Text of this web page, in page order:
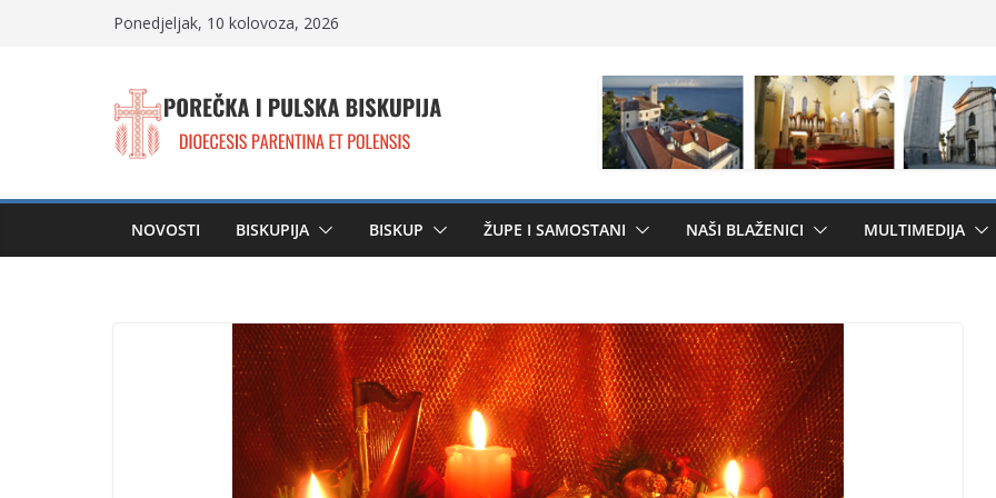
Ponedjeljak, 10 kolovoza, 2026
NOVOSTI BISKUPIJA BISKUP ŽUPE I SAMOSTANI NAŠI BLAŽENICI MULTIMEDIJA